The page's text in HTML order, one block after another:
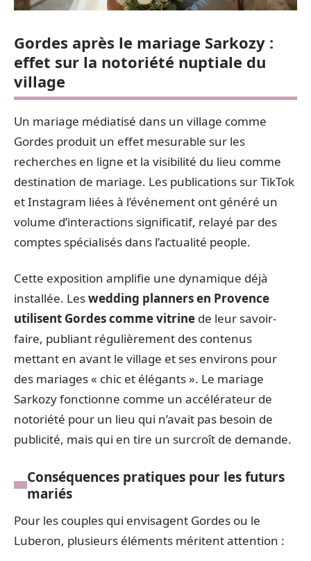
Gordes après le mariage Sarkozy :
effet sur la notoriété nuptiale du
village
Un mariage médiatisé dans un village comme
Gordes produit un effet mesurable sur les
recherches en ligne et la visibilité du lieu comme
destination de mariage. Les publications sur TikTok
et Instagram liées à l’événement ont généré un
volume d’interactions significatif, relayé par des
comptes spécialisés dans l’actualité people.
Cette exposition amplifie une dynamique déjà
installée. Leswedding planners en Provence
utilisent Gordes comme vitrine de leur savoir-
faire, publiant régulièrement des contenus
mettant en avant le village et ses environs pour
des mariages « chic et élégants ». Le mariage
Sarkozy fonctionne comme un accélérateur de
notoriété pour un lieu qui n’avait pas besoin de
publicité, mais qui en tire un surcroît de demande.
Conséquences pratiques pour les futurs
mariés
Pour les couples qui envisagent Gordes ou le
Luberon, plusieurs éléments méritent attention :